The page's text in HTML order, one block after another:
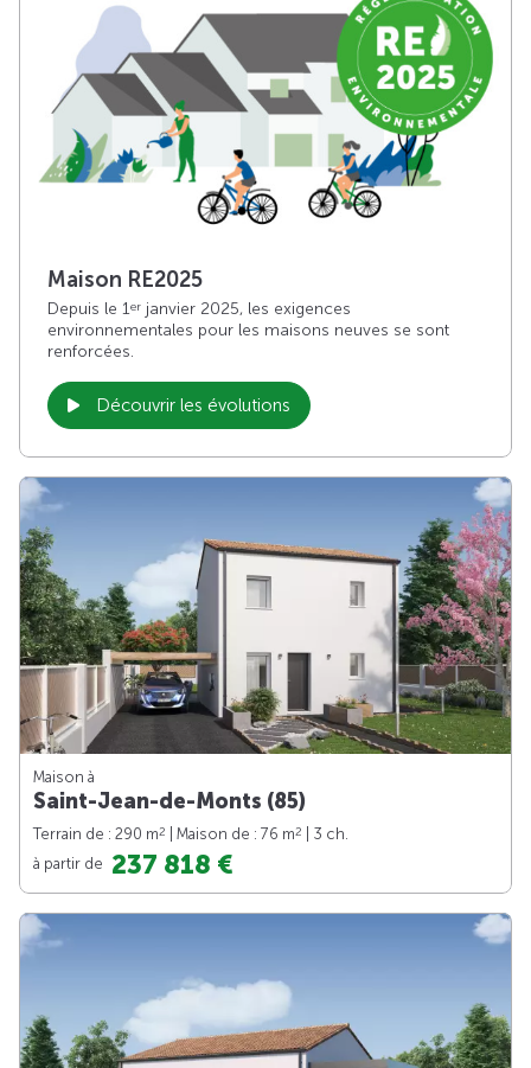
Maison RE2025
Depuis le 1er janvier 2025, les exigences
environnementales pour les maisons neuves se sont
renforcées.
Découvrir les évolutions
Maison à
Saint-Jean-de-Monts (85)
Terrain de : 290 m2 | Maison de : 76 m2
| 3 ch.
à partir de 237 818 €